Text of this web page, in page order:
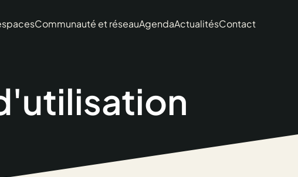
Communauté et réseauAgendaActualitésContact